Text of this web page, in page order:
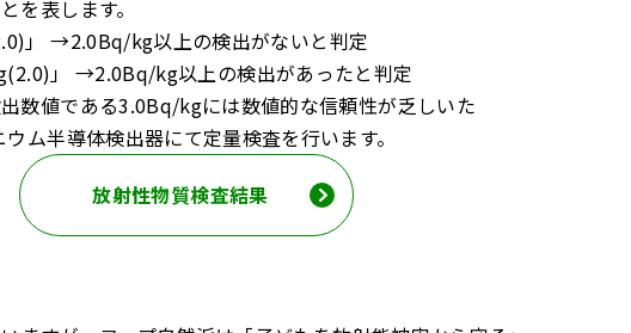
を表します。
」 →2.0Bq/kg以上の検出がないと判定
」 →2.0Bq/kg以上の検出があったと判定
数値である3.0Bq/kgには数値的な信頼性が乏しいた
ム半導体検出器にて定量検査を行います。
放射性物質検査結果